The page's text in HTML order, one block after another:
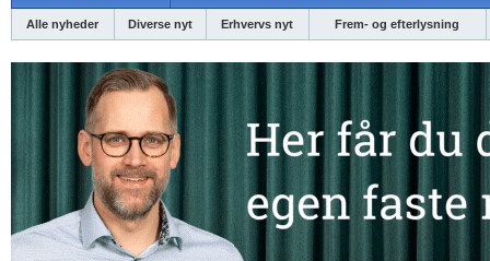
Alle nyheder Diverse nyt Erhvervs nyt Frem- og efterlysning